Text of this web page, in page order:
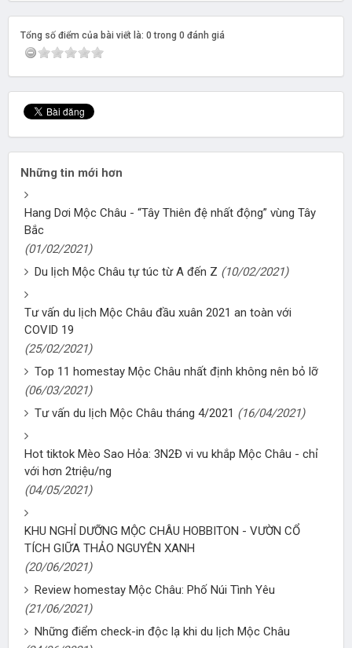
Tổng số điểm của bài viết là: 0 trong 0 đánh giá
Những tin mới hơn
Hang Dơi Mộc Châu - “Tây Thiên đệ nhất động” vùng Tây
Bắc
(01/02/2021)
Du lịch Mộc Châu tự túc từ A đến Z (10/02/2021)
Tư vấn du lịch Mộc Châu đầu xuân 2021 an toàn với
COVID 19
(25/02/2021)
Top 11 homestay Mộc Châu nhất định không nên bỏ lỡ
(06/03/2021)
Tư vấn du lịch Mộc Châu tháng 4/2021 (16/04/2021)
Hot tiktok Mèo Sao Hỏa: 3N2Đ vi vu khắp Mộc Châu - chỉ
với hơn 2triệu/ng
(04/05/2021)
KHU NGHỈ DƯỠNG MỘC CHÂU HOBBITON - VƯỜN CỔ
TÍCH GIỮA THẢO NGUYÊN XANH
(20/06/2021)
Review homestay Mộc Châu: Phố Núi Tình Yêu
(21/06/2021)
Những điểm check-in độc lạ khi du lịch Mộc Châu